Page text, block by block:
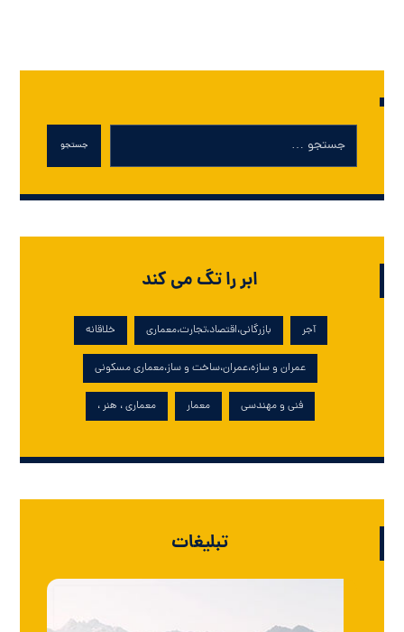
جستجو
ابر را تگ می کند
آجر بازرگانی،اقتصاد،تجارت،معماری خلاقانه
عمران و سازه،عمران،ساخت و ساز،معماری مسکونی
فنی و مهندسی معمار معماری ، هنر ،
تبلیغات